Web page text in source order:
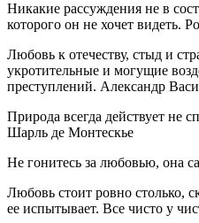
Никакие рассуждения не в
которого он не хочет видеть.
Любовь к отечеству, стыд и
укротительные и могущие
преступлений. Александр
Природа всегда действует не
Шарль де Монтескье
Не гонитесь за любовью, она
Любовь стоит ровно столько,
ее испытывает. Все чисто у